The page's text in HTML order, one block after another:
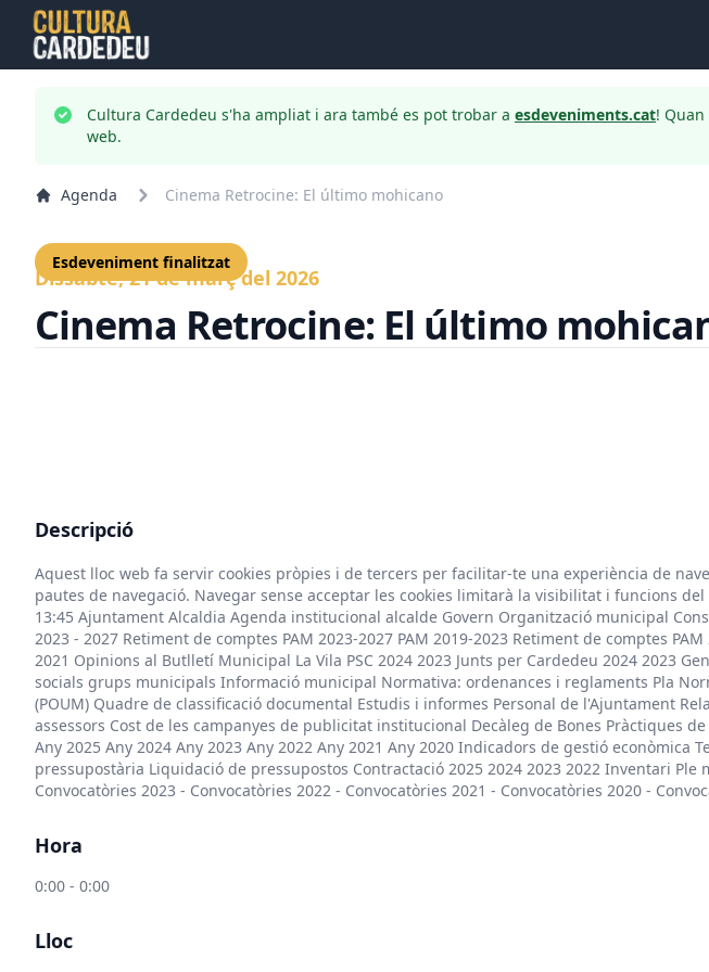
Cultura Cardedeu s'ha ampliat i ara també es pot trobar a esdeveniments.cat!
web.
Agenda Cinema Retrocine: El último mohicano
Esdeveniment finalitzat
Dissabte, 21 de març del 2026
Cinema Retrocine: El último
Descripció
Aquest lloc web fa servir cookies pròpies i de tercers per facilitar-te una experiència de
pautes de navegació. Navegar sense acceptar les cookies limitarà la visibilitat i funcions
13:45 Ajuntament Alcaldia Agenda institucional alcalde Govern Organització municipal
2023 - 2027 Retiment de comptes PAM 2023-2027 PAM 2019-2023 Retiment de comptes
2021 Opinions al Butlletí Municipal La Vila PSC 2024 2023 Junts per Cardedeu 2024 2023
socials grups municipals Informació municipal Normativa: ordenances i reglaments Pla
(POUM) Quadre de classificació documental Estudis i informes Personal de l'Ajuntament
assessors Cost de les campanyes de publicitat institucional Decàleg de Bones Pràctiques
Any 2025 Any 2024 Any 2023 Any 2022 Any 2021 Any 2020 Indicadors de gestió
pressupostària Liquidació de pressupostos Contractació 2025 2024 2023 2022 Inventari
Convocatòries 2023 - Convocatòries 2022 - Convocatòries 2021 - Convocatòries 2020 -
Hora
0:00 - 0:00
Lloc